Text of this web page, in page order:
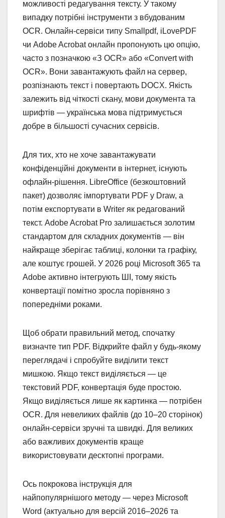
можливості редагування тексту. У такому
випадку потрібні інструменти з вбудованим
OCR. Онлайн-сервіси типу Smallpdf, iLovePDF
чи Adobe Acrobat онлайн пропонують цю опцію,
часто з позначкою «З OCR» або «Convert with
OCR». Вони завантажують файл на сервер,
розпізнають текст і повертають DOCX. Якість
залежить від чіткості скану, мови документа та
шрифтів — українська мова підтримується
добре в більшості сучасних сервісів.
Для тих, хто не хоче завантажувати
конфіденційні документи в інтернет, існують
офлайн-рішення. LibreOffice (безкоштовний
пакет) дозволяє імпортувати PDF у Draw, а
потім експортувати в Writer як редагований
текст. Adobe Acrobat Pro залишається золотим
стандартом для складних документів — він
найкраще зберігає таблиці, колонки та графіку,
але коштує грошей. У 2026 році Microsoft 365 та
Adobe активно інтегрують ШІ, тому якість
конвертації помітно зросла порівняно з
попередніми роками.
Щоб обрати правильний метод, спочатку
визначте тип PDF. Відкрийте файл у будь-якому
переглядачі і спробуйте виділити текст
мишкою. Якщо текст виділяється — це
текстовий PDF, конвертація буде простою.
Якщо виділяється лише як картинка — потрібен
OCR. Для невеликих файлів (до 10–20 сторінок)
онлайн-сервіси зручні та швидкі. Для великих
або важливих документів краще
використовувати десктопні програми.
Ось покрокова інструкція для
найпопулярнішого методу — через Microsoft
Word (актуально для версій 2016–2026 та